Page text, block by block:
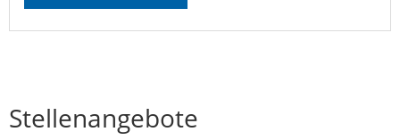
Stellenangebote